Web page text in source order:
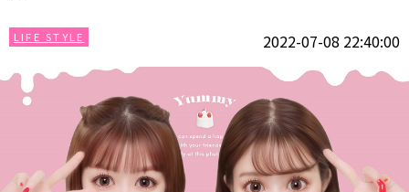
LIFE STYLE 2022-07-08 22:40:00